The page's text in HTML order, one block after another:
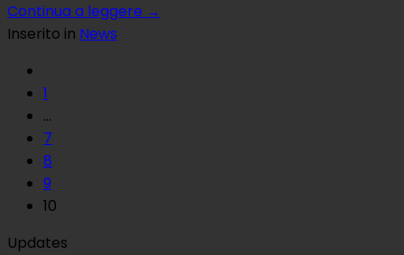
Continua a leggere →
Inserito in News
1
…
7
8
9
10
Updates